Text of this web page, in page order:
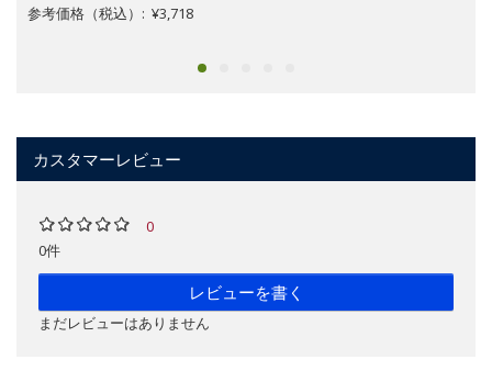
参考価格（税込）: ¥3,718
カスタマーレビュー
0
0件
レビューを書く
まだレビューはありません